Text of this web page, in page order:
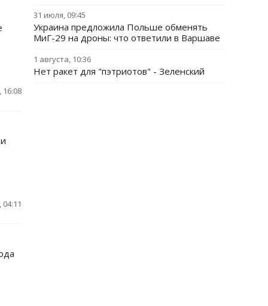
16:08
31 июля, 09:45
Украина предложила Польше обменять
МиГ-29 на дроны: что ответили в Варшаве
1 августа, 10:36
Нет ракет для "пэтриотов" - Зеленский